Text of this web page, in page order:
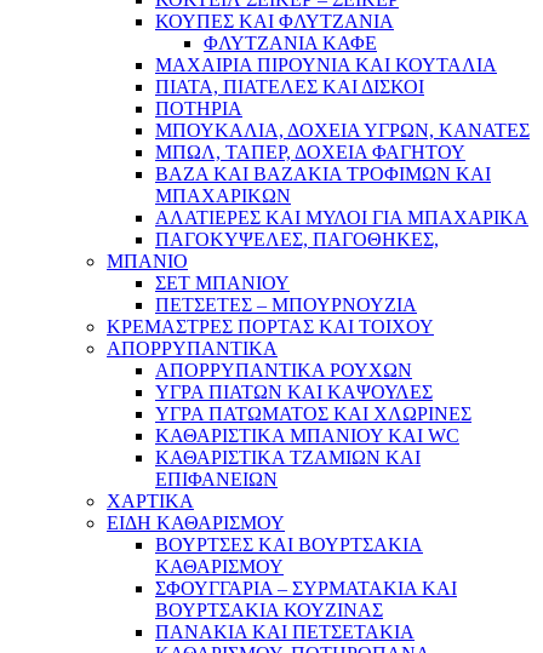
ΚΟΥΠΕΣ ΚΑΙ ΦΛΥΤΖΑΝΙΑ
ΦΛΥΤΖΑΝΙΑ ΚΑΦΕ
ΜΑΧΑΙΡΙΑ ΠΙΡΟΥΝΙΑ ΚΑΙ ΚΟΥΤΑΛΙΑ
ΠΙΑΤΑ, ΠΙΑΤΕΛΕΣ ΚΑΙ ΔΙΣΚΟΙ
ΠΟΤΗΡΙΑ
ΜΠΟΥΚΑΛΙΑ, ΔΟΧΕΙΑ ΥΓΡΩΝ, ΚΑΝΑΤΕΣ
ΜΠΩΛ, ΤΑΠΕΡ, ΔΟΧΕΙΑ ΦΑΓΗΤΟΥ
ΒΑΖΑ ΚΑΙ ΒΑΖΑΚΙΑ ΤΡΟΦΙΜΩΝ ΚΑΙ
ΜΠΑΧΑΡΙΚΩΝ
ΑΛΑΤΙΕΡΕΣ ΚΑΙ ΜΥΛΟΙ ΓΙΑ ΜΠΑΧΑΡΙΚΑ
ΠΑΓΟΚΥΨΕΛΕΣ, ΠΑΓΟΘΗΚΕΣ,
ΜΠΑΝΙΟ
ΣΕΤ ΜΠΑΝΙΟΥ
ΠΕΤΣΕΤΕΣ – ΜΠΟΥΡΝΟΥΖΙΑ
ΚΡΕΜΑΣΤΡΕΣ ΠΟΡΤΑΣ ΚΑΙ ΤΟΙΧΟΥ
ΑΠΟΡΡΥΠΑΝΤΙΚΑ
ΑΠΟΡΡΥΠΑΝΤΙΚΑ ΡΟΥΧΩΝ
ΥΓΡΑ ΠΙΑΤΩΝ ΚΑΙ ΚΑΨΟΥΛΕΣ
ΥΓΡΑ ΠΑΤΩΜΑΤΟΣ ΚΑΙ ΧΛΩΡΙΝΕΣ
ΚΑΘΑΡΙΣΤΙΚΑ ΜΠΑΝΙΟΥ ΚΑΙ WC
ΚΑΘΑΡΙΣΤΙΚΑ ΤΖΑΜΙΩΝ ΚΑΙ
ΕΠΙΦΑΝΕΙΩΝ
ΧΑΡΤΙΚΑ
ΕΙΔΗ ΚΑΘΑΡΙΣΜΟΥ
ΒΟΥΡΤΣΕΣ ΚΑΙ ΒΟΥΡΤΣΑΚΙΑ
ΚΑΘΑΡΙΣΜΟΥ
ΣΦΟΥΓΓΑΡΙΑ – ΣΥΡΜΑΤΑΚΙΑ ΚΑΙ
ΒΟΥΡΤΣΑΚΙΑ ΚΟΥΖΙΝΑΣ
ΠΑΝΑΚΙΑ ΚΑΙ ΠΕΤΣΕΤΑΚΙΑ